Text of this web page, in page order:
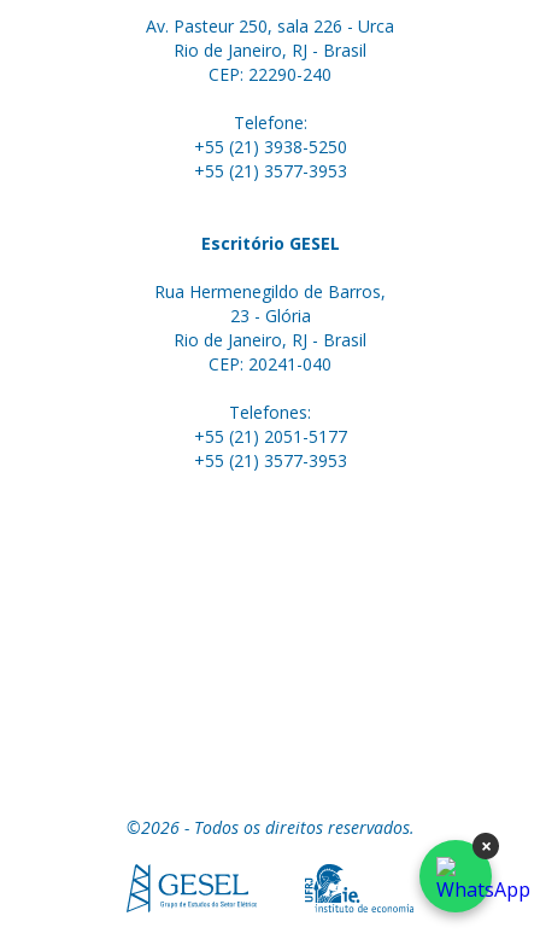
Av. Pasteur 250, sala 226 - Urca
Rio de Janeiro, RJ - Brasil
CEP: 22290-240
Telefone:
+55 (21) 3938-5250
+55 (21) 3577-3953
Escritório GESEL
Rua Hermenegildo de Barros,
23 - Glória
Rio de Janeiro, RJ - Brasil
CEP: 20241-040
Telefones:
+55 (21) 2051-5177
+55 (21) 3577-3953
©2026 - Todos os direitos reservados.
×